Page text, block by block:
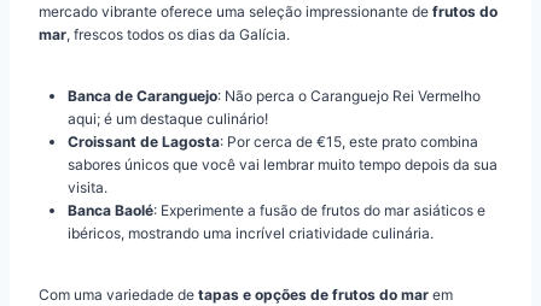
mercado vibrante oferece uma seleção impressionante de frutos do
mar, frescos todos os dias da Galícia.
Banca de Caranguejo: Não perca o Caranguejo Rei Vermelho
aqui; é um destaque culinário!
Croissant de Lagosta: Por cerca de €15, este prato combina
sabores únicos que você vai lembrar muito tempo depois da sua
visita.
Banca Baolé: Experimente a fusão de frutos do mar asiáticos e
ibéricos, mostrando uma incrível criatividade culinária.
Com uma variedade de tapas e opções de frutos do mar em